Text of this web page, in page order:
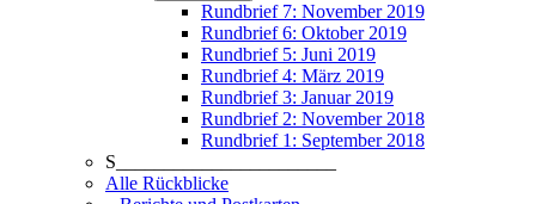
Rundbrief 7: November 2019
Rundbrief 6: Oktober 2019
Rundbrief 5: Juni 2019
Rundbrief 4: März 2019
Rundbrief 3: Januar 2019
Rundbrief 2: November 2018
Rundbrief 1: September 2018
S_______________________
Alle Rückblicke